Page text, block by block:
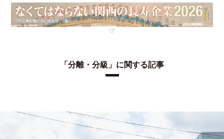
「分離・分級」に関する記事